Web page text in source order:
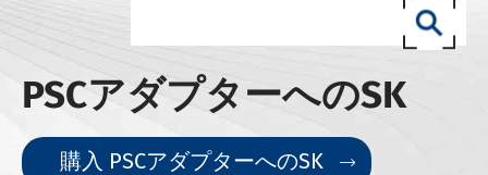
PSCアダプターへのSK
購入 PSCアダプターへのSK 